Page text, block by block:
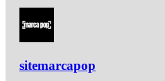
sitemarcapop